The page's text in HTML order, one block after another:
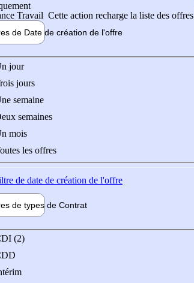
Travail Cette action recharge la liste des offres
de Date de création de l'offre
de l'offre
jour
jours
semaine
semaines
mois
les offres
de date de création de l'offre
de types de Contrat
(2)